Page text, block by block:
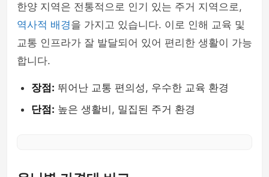
한양 지역은 전통적으로 인기 있는 주거 지역으로,
역사적 배경을 가지고 있습니다. 이로 인해 교육 및
교통 인프라가 잘 발달되어 있어 편리한 생활이 가능
합니다.
장점: 뛰어난 교통 편의성, 우수한 교육 환경
단점: 높은 생활비, 밀집된 주거 환경